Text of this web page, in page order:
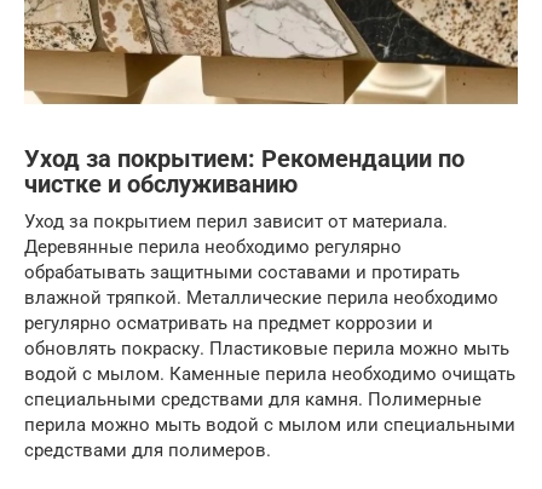
Уход за покрытием: Рекомендации по
чистке и обслуживанию
Уход за покрытием перил зависит от материала.
Деревянные перила необходимо регулярно
обрабатывать защитными составами и протирать
влажной тряпкой. Металлические перила необходимо
регулярно осматривать на предмет коррозии и
обновлять покраску. Пластиковые перила можно мыть
водой с мылом. Каменные перила необходимо очищать
специальными средствами для камня. Полимерные
перила можно мыть водой с мылом или специальными
средствами для полимеров.